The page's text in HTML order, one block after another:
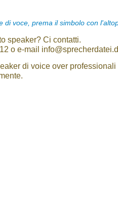
di voce, prema il simbolo con
speaker? Ci contatti.
o e-mail
di voice over professionali